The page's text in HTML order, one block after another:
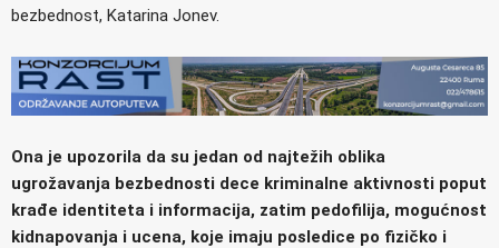
bezbednost, Katarina Jonev.
Ona je upozorila da su jedan od najtežih oblika
ugrožavanja bezbednosti dece kriminalne aktivnosti poput
krađe identiteta i informacija, zatim pedofilija, mogućnost
kidnapovanja i ucena, koje imaju posledice po fizičko i